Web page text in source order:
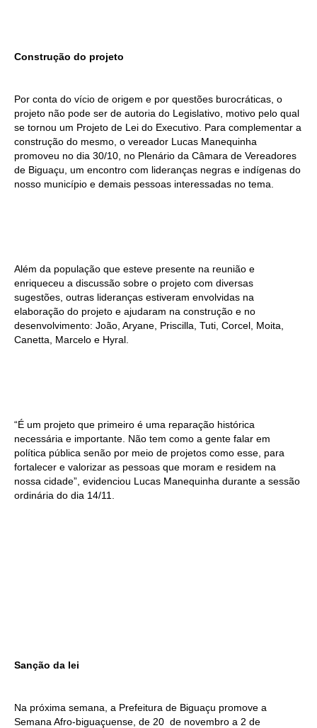
Construção do projeto
Por conta do vício de origem e por questões burocráticas, o
projeto não pode ser de autoria do Legislativo, motivo pelo qual
se tornou um Projeto de Lei do Executivo. Para complementar a
construção do mesmo, o vereador Lucas Manequinha
promoveu no dia 30/10, no Plenário da Câmara de Vereadores
de Biguaçu, um encontro com lideranças negras e indígenas do
nosso município e demais pessoas interessadas no tema.
Além da população que esteve presente na reunião e
enriqueceu a discussão sobre o projeto com diversas
sugestões, outras lideranças estiveram envolvidas na
elaboração do projeto e ajudaram na construção e no
desenvolvimento: João, Aryane, Priscilla, Tuti, Corcel, Moita,
Canetta, Marcelo e Hyral.
“É um projeto que primeiro é uma reparação histórica
necessária e importante. Não tem como a gente falar em
política pública senão por meio de projetos como esse, para
fortalecer e valorizar as pessoas que moram e residem na
nossa cidade”, evidenciou Lucas Manequinha durante a sessão
ordinária do dia 14/11.
Sanção da lei
Na próxima semana, a Prefeitura de Biguaçu promove a
Semana Afro-biguaçuense, de 20 de novembro a 2 de